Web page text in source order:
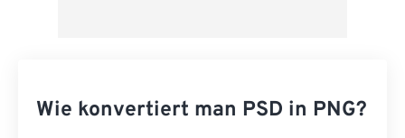
Wie konvertiert man PSD in PNG?